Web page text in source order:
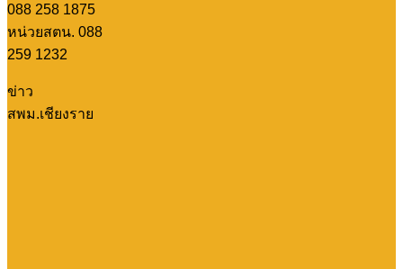
088 258 1875
หน่วยสตน. 088
259 1232
ข่าว
สพม.เชียงราย